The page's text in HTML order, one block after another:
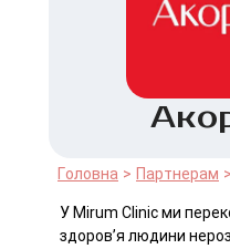
Головна Партнерам
У Mirum Clinic ми
здоров’я людини